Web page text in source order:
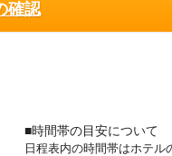
■時間帯の目安について
日程表内の時間帯はホテ